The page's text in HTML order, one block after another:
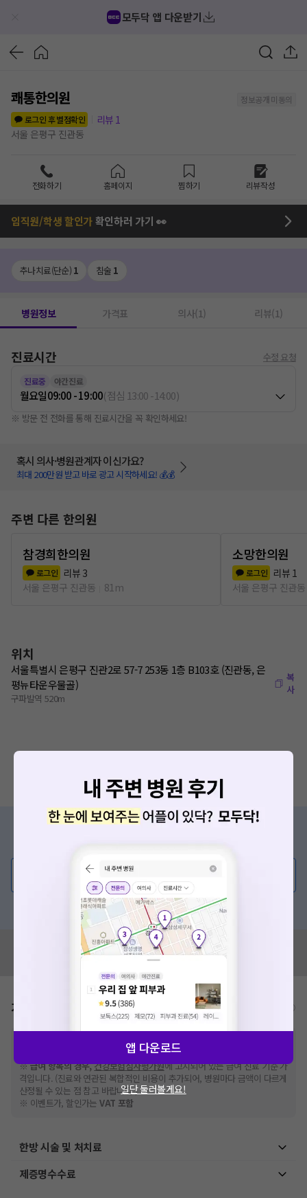
모두닥 앱 다운받기
쾌통한의원
정보공개 미동의
로그인 후 별점확인
리뷰 1
서울 은평구 진관동
전화하기 홈페이지 찜하기 리뷰작성
임직원/학생 할인가확인하러 가기 👀
추나치료(단순) 1 침술 1
병원정보 가격표 의사(1) 리뷰(1)
진료시간 수정 요청
진료중 야간진료
월요일09:00 - 19:00(점심 13:00-14:00)
※ 방문 전 전화를 통해 진료시간을 꼭 확인하세요!
혹시 의사·병원관계자 이신가요?
최대 200만원 받고 바로 광고 시작하세요! 💰💰
주변 다른 한의원
참경희한의원
로그인 리뷰 3
서울 은평구 진관동
81m
소망한의원
로그인 리뷰 1
서울 은평구 진관동
위치
서울특별시 은평구 진관2로 57-7 253동 1층 B103호 (진관동, 은
평뉴타운우물골)
구파발역 520m
복
사
💬 무엇이든 물어보세요
혹은, 의료상담 서비스에 다양한 게시글 보러가기
혹시 잘못된 병원정보가 있나요?
모두닥 팀에 알려주세요!
가격표 비급여/급여 진료란?
추가비용 등으로 실제 가격과 상이할 수 있으니, 정확
한 가격은 해당 의료기관에 직접 문의해주세요.
※급여 항목의 경우,건강보험심사평가원에 고지되어 있는 급여 진료 기준 가
격입니다. (진료와 연관된 복합적인 비용이 추가되어, 병원마다 금액이 다르게
산정될 수 있는 점 참고 바랍니다.)
※ 이벤트가, 할인가는VAT 포함
한방 시술 및 처치료
제증명수수료
앱 다운로드
일단 둘러볼게요!